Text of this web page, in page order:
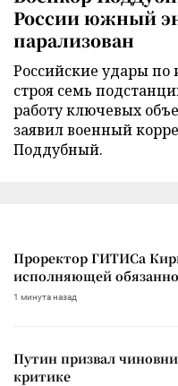
России южный
парализован
Российские удары по
строя семь
работу ключевых
заявил военный
Поддубный.
Проректор ГИТИСа
исполняющей
1 минута назад
Путин призвал
критике